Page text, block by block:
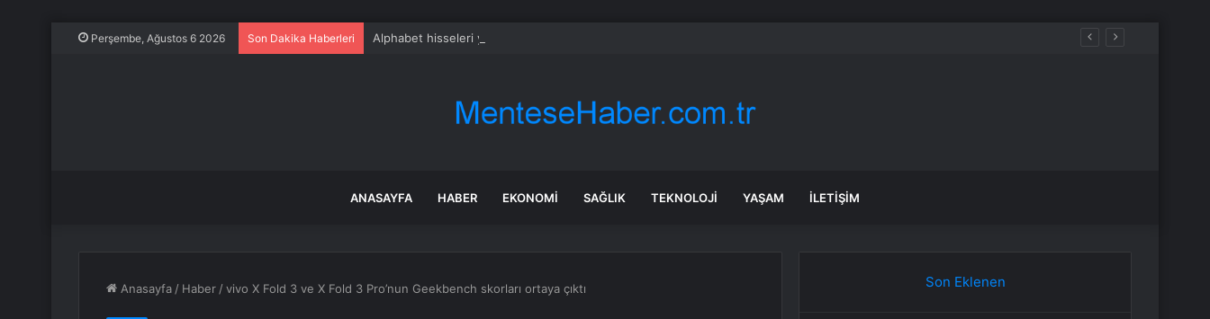
Perşembe, Ağustos 6 2026 Son Dakika Haberleri Alphabet hisseleri yapay zeka öncüsü Jeff Dean’in ayrılmasıyla %5 düştü
ANASAYFA HABER EKONOMI SAĞLIK TEKNOLOJI YAŞAM İLETIŞIM
Anasayfa / Haber /vivo X Fold 3 ve X Fold 3 Pro’nun Geekbench skorları ortaya çıktı Son Eklenen